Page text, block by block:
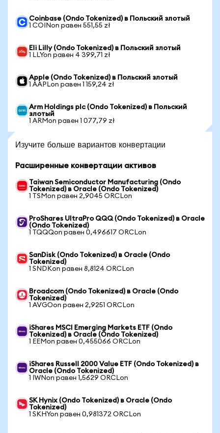
Coinbase (Ondo Tokenized) в Польский злотый
1 COINon равен 551,55 zł
Eli Lilly (Ondo Tokenized) в Польский злотый
1 LLYon равен 4 399,71 zł
Apple (Ondo Tokenized) в Польский злотый
1 AAPLon равен 1 159,24 zł
Arm Holdings plc (Ondo Tokenized) в Польский
злотый
1 ARMon равен 1 077,79 zł
Изучите больше вариантов конвертации
Расширенные конвертации активов
Taiwan Semiconductor Manufacturing (Ondo
Tokenized) в Oracle (Ondo Tokenized)
1 TSMon равен 2,9045 ORCLon
ProShares UltraPro QQQ (Ondo Tokenized) в Oracle
(Ondo Tokenized)
1 TQQQon равен 0,496617 ORCLon
SanDisk (Ondo Tokenized) в Oracle (Ondo
Tokenized)
1 SNDKon равен 8,8124 ORCLon
Broadcom (Ondo Tokenized) в Oracle (Ondo
Tokenized)
1 AVGOon равен 2,9251 ORCLon
iShares MSCI Emerging Markets ETF (Ondo
Tokenized) в Oracle (Ondo Tokenized)
1 EEMon равен 0,455066 ORCLon
iShares Russell 2000 Value ETF (Ondo Tokenized) в
Oracle (Ondo Tokenized)
1 IWNon равен 1,5629 ORCLon
SK Hynix (Ondo Tokenized) в Oracle (Ondo
Tokenized)
1 SKHYon равен 0,981372 ORCLon